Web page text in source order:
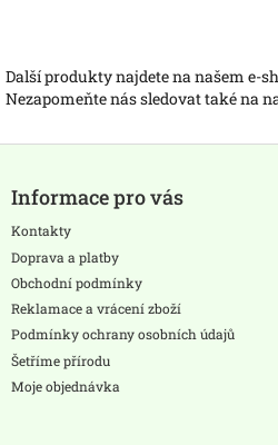
Další produkty najdete na našem e-
Nezapomeňte nás sledovat také na
pInformace pro vás
Kontakty
Doprava a platby
Obchodní podmínky
Reklamace a vrácení zboží
Podmínky ochrany osobních údajů
Šetříme přírodu
Moje objednávka